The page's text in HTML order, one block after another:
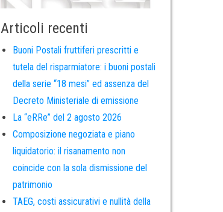
Articoli recenti
Buoni Postali fruttiferi prescritti e
tutela del risparmiatore: i buoni postali
della serie “18 mesi” ed assenza del
Decreto Ministeriale di emissione
La “eRRe” del 2 agosto 2026
Composizione negoziata e piano
liquidatorio: il risanamento non
coincide con la sola dismissione del
patrimonio
TAEG, costi assicurativi e nullità della